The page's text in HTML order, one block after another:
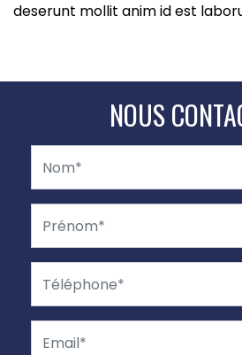
deserunt mollit anim id est
NOUS